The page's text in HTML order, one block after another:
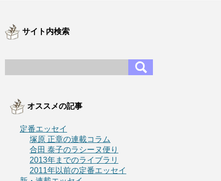
サイト内検索
オススメの記事
定番エッセイ
塚原 正章の連載コラム
合田 泰子のラシーヌ便り
2013年までのライブラリ
2011年以前の定番エッセイ